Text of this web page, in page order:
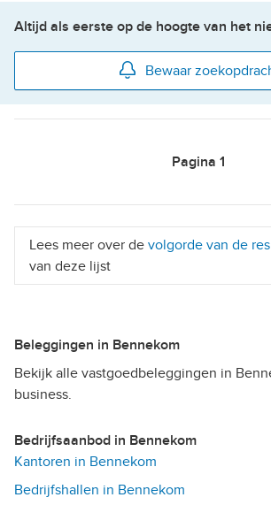
Altijd als eerste op de hoogte van het
Bewaar
Pagina 1
Lees meer over de volgorde van de
van deze lijst
Beleggingen in Bennekom
Bekijk alle vastgoedbeleggingen in
business.
Bedrijfsaanbod in Bennekom
Kantoren in Bennekom
Bedrijfshallen in Bennekom